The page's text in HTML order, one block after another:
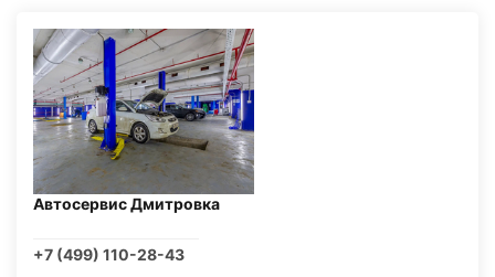
Автосервис Дмитровка
+7 (499) 110-28-43